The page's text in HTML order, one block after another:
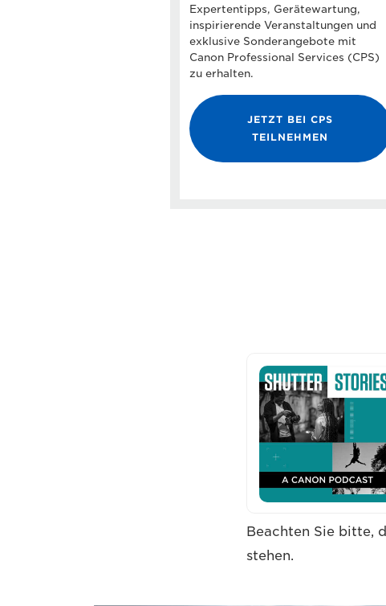
Expertentipps, Gerätewartung,
inspirierende Veranstaltungen und
exklusive Sonderangebote mit
Canon Professional Services (CPS)
zu erhalten.
JETZT BEI CPS
TEILNEHMEN
Beachten Sie bitte,
stehen.